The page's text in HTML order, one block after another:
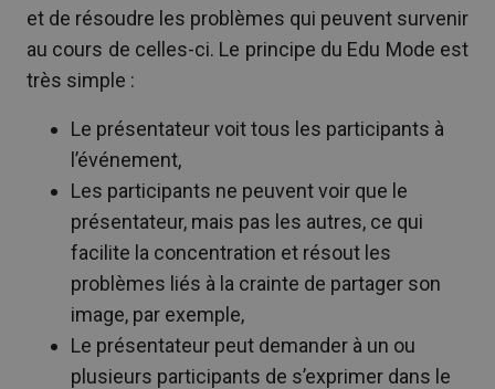
et de résoudre les problèmes qui peuvent survenir
au cours de celles-ci. Le principe du Edu Mode est
très simple :
Le présentateur voit tous les participants à
l’événement,
Les participants ne peuvent voir que le
présentateur, mais pas les autres, ce qui
facilite la concentration et résout les
problèmes liés à la crainte de partager son
image, par exemple,
Le présentateur peut demander à un ou
plusieurs participants de s’exprimer dans le